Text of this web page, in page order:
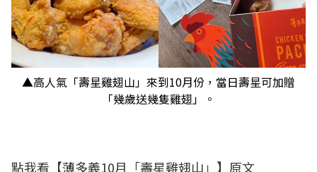
▲高人氣「壽星雞翅山」來到10月份，當日壽星可加贈
「幾歲送幾隻雞翅」。
點我看【薄多義10月「壽星雞翅山」 】原文